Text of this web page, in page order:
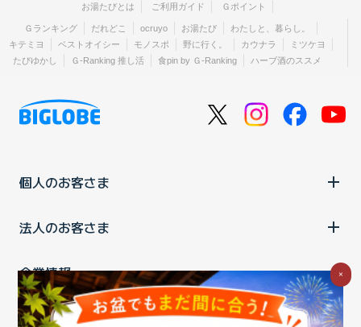
お湯たびとは ご利用ガイド Ｇポイント
Ｇランキング だれどこ ocruyo お湯たび
わたしと、暮らし。
キテミヨ
ベストオイシー モノスポ 野に行く。 カウナラ
ミツケヨ
たびゆかし
Ｇ-Ranking 推し活 食pin by Ｇ-Ranking ハーブ酒のススメ
個人のお客さま
法人のお客さま
企業情報
ご利用中の方
×